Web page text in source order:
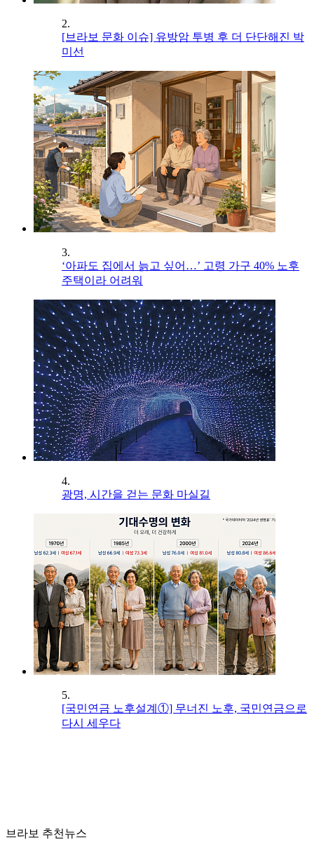
2.
[브라보 문화 이슈] 유방암 투병 후 더 단단해진 박
미선
3.
‘아파도 집에서 늙고 싶어…’ 고령 가구 40% 노후
주택이라 어려워
4.
광명, 시간을 걷는 문화 마실길
5.
[국민연금 노후설계①] 무너진 노후, 국민연금으로
다시 세우다
브라보 추천뉴스